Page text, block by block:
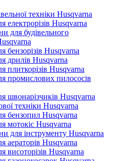
техніки Husqvarna
електрорізів Husqvarna
для будівельного
бензорізів Husqvarna
дрилів Husqvarna
плиткорізів Husqvarna
промислових пилососів
швонарізчиків Husqvarna
техніки Husqvarna
бензопил Husqvarna
мотокіс Husqvarna
для інструменту Husqvarna
аераторів Husqvarna
висоторізів Husqvarna